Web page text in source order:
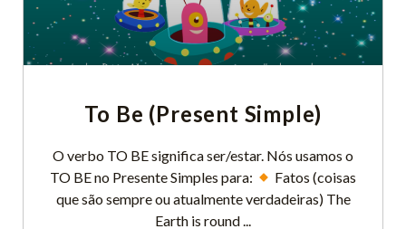
To Be (Present Simple)
O verbo TO BE significa ser/estar. Nós usamos o
TO BE no Presente Simples para:
​ Fatos (coisas
que são sempre ou atualmente verdadeiras) The
Earth is round